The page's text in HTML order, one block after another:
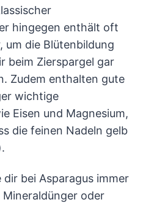
hingegen enthält oft
um die Blütenbildung
beim Zierspargel gar
Zudem enthalten gute
wichtige
Eisen und Magnesium,
die feinen Nadeln gelb
bei Asparagus immer
oder